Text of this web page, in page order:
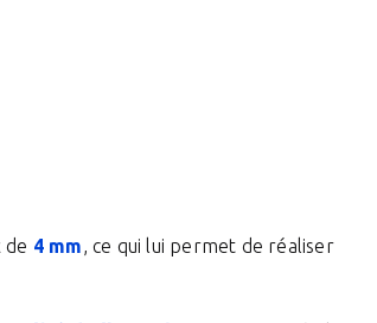
de 4 mm, ce qui lui permet de réaliser